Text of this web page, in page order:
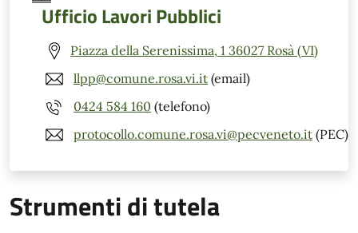
Ufficio Lavori Pubblici
Piazza della Serenissima, 1 36027 Rosà (VI)
llpp@comune.rosa.vi.it (email)
0424 584 160 (telefono)
protocollo.comune.rosa.vi@pecveneto.it (PEC)
Strumenti di tutela